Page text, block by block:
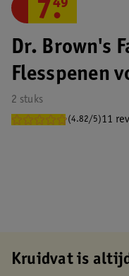
Dr. Brown's
Flesspenen
2 stuks
(4.82/5)11
7.
49
Kruidvat is